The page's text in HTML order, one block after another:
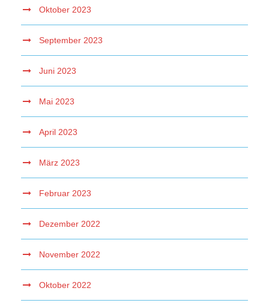
Oktober 2023
September 2023
Juni 2023
Mai 2023
April 2023
März 2023
Februar 2023
Dezember 2022
November 2022
Oktober 2022